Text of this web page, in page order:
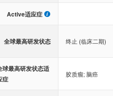
Active适应症
全球最高研发状态 终止 (临床二期)
球最高研发状态适
症
胶质瘤; 脑癌